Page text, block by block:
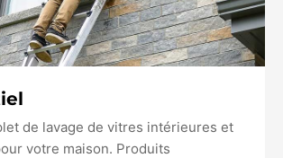
de lavage de vitres intérieures et
votre maison. Produits